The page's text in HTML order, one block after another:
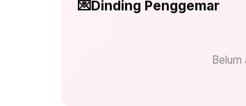
💌Dinding Penggemar
Belum